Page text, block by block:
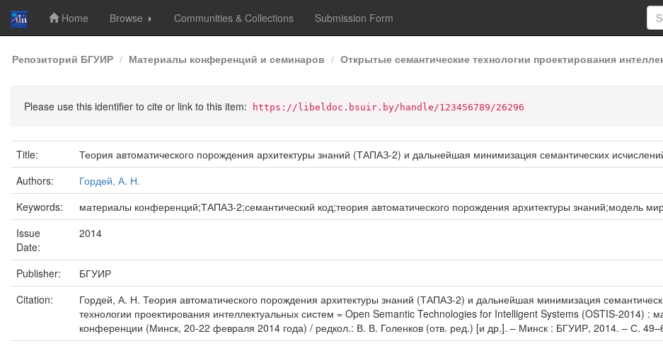
Skip
navigation
Home Browse Communities & Collections Submission Form
Репозиторий БГУИР Материалы конференций и семинаров Открытые семантические технологии проектирования
Please use this identifier to cite or link to this item: https://libeldoc.bsuir.by/handle/123456789/26296
Title:
Теория автоматического порождения архитектуры знаний (ТАПАЗ-2) и дальнейшая минимизация семантических
Authors:
Гордей, А. Н.
Keywords:
материалы конференций;ТАПАЗ-2;семантический код;теория автоматического порождения архитектуры знаний;модель
Issue
Date:
2014
Publisher:
БГУИР
Citation:
Гордей, А. Н. Теория автоматического порождения архитектуры знаний (ТАПАЗ-2) и дальнейшая минимизация
технологии проектирования интеллектуальных систем = Open Semantic Technologies for Intelligent Systems (OSTIS-2014) :
конференции (Минск, 20-22 февраля 2014 года) / редкол.: В. В. Голенков (отв. ред.) [и др.]. – Минск : БГУИР, 2014. – С.